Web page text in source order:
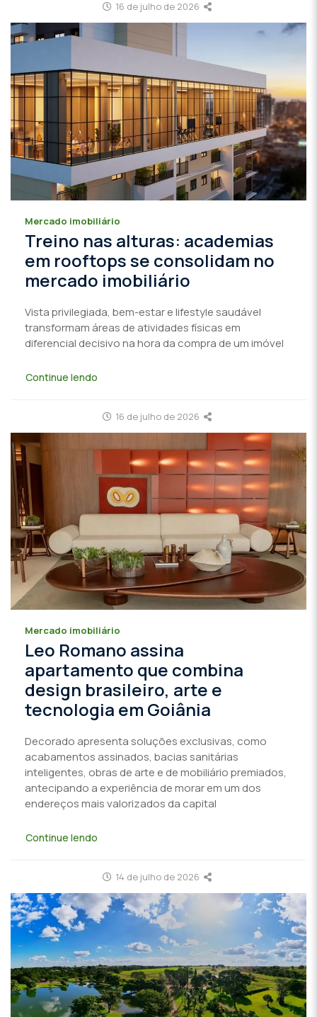
16 de julho de 2026
Mercado imobiliário
Treino nas alturas: academias
em rooftops se consolidam no
mercado imobiliário
Vista privilegiada, bem-estar e lifestyle saudável
transformam áreas de atividades físicas em
diferencial decisivo na hora da compra de um imóvel
Continue lendo
16 de julho de 2026
Mercado imobiliário
Leo Romano assina
apartamento que combina
design brasileiro, arte e
tecnologia em Goiânia
Decorado apresenta soluções exclusivas, como
acabamentos assinados, bacias sanitárias
inteligentes, obras de arte e de mobiliário premiados,
antecipando a experiência de morar em um dos
endereços mais valorizados da capital
Continue lendo
14 de julho de 2026